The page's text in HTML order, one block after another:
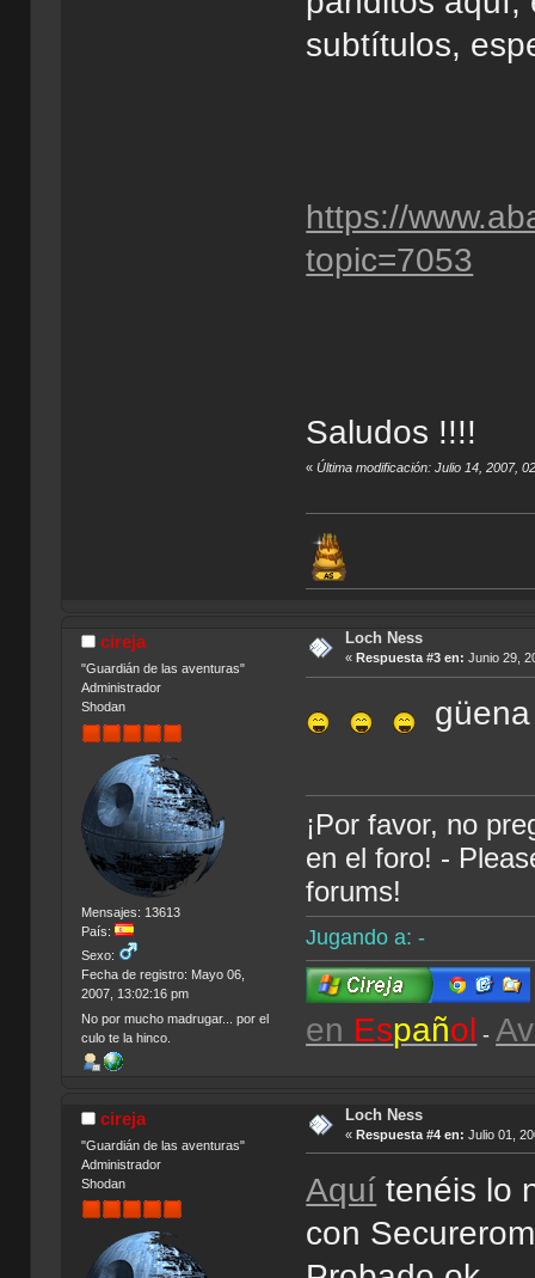
subtítulos,
https://
topic=7053
Saludos !!!!
«Última modificación: Julio 14, 2007,
cireja
"Guardián de las aventuras"
Administrador
Shodan
Mensajes: 13613
País:
Sexo:
Fecha de registro: Mayo 06,
2007, 13:02:16 pm
No por mucho madrugar... por el
culo te la hinco.
Loch Ness
« Respuesta #3 en: Junio 29,
¡Por favor, no
en el foro! -
forums!
Jugando a: -
en Español -
cireja
"Guardián de las aventuras"
Administrador
Shodan
Loch Ness
« Respuesta #4 en: Julio 01,
Aquí tenéis lo
con